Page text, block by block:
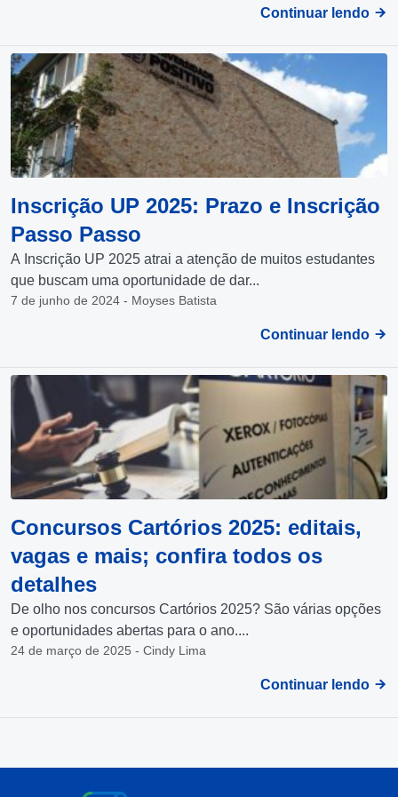
Continuar lendo
Inscrição UP 2025: Prazo e Inscrição
Passo Passo
A Inscrição UP 2025 atrai a atenção de muitos estudantes
que buscam uma oportunidade de dar...
7 de junho de 2024 - Moyses Batista
Continuar lendo
Concursos Cartórios 2025: editais,
vagas e mais; confira todos os
detalhes
De olho nos concursos Cartórios 2025? São várias opções
e oportunidades abertas para o ano....
24 de março de 2025 - Cindy Lima
Continuar lendo